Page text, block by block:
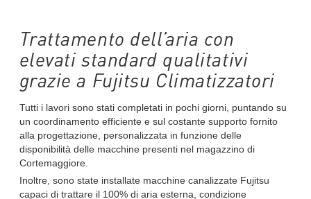
Trattamento dell’aria con
elevati standard qualitativi
grazie a Fujitsu Climatizzatori
Tutti i lavori sono stati completati in pochi giorni, puntando su
un coordinamento efficiente e sul costante supporto fornito
alla progettazione, personalizzata in funzione delle
disponibilità delle macchine presenti nel magazzino di
Cortemaggiore.
Inoltre, sono state installate macchine canalizzate Fujitsu
capaci di trattare il 100% di aria esterna, condizione